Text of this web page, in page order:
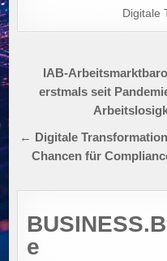
Digitale
IAB-
erstmals seit
← Digitale
Chancen für
e